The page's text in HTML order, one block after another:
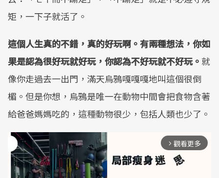
矩，一下子就活了。
這個人生真的不錯，真的好玩啊。有兩種想法，你如
果是認為很好玩就好玩，你認為不好玩就不好玩。 就
像你走過去一出門，滿天烏鴉嘎嘎嘎地叫這個很倒
楣。但是你想，烏鴉是唯一在動物中間會把食物含著
給爸爸媽媽吃的，這種動物很少，包括人類也少了。
arrow_forward_ios 觀看更多